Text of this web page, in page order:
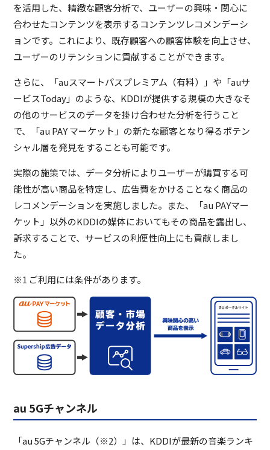
を活用した、精緻な顧客分析で、ユーザーの興味・関心に
合わせたコンテンツを表示するコンテンツレコメンデーシ
ョンです。これにより、既存顧客への顧客体験を向上させ、
ユーザーのリテンションに貢献することができます。
さらに、「auスマートパスプレミアム（有料）」や「auサ
ービスToday」のような、KDDIが提供する規模の大きなそ
の他のサービスのデータを掛け合わせた分析を行うこと
で、「au PAY マーケット」の新たな顧客となり得るポテン
シャル層を発見をすることも可能です。
実際の施策では、データ分析によりユーザーが購買する可
能性が高い商品を特定し、広告費をかけることなく商品の
レコメンデーションを実施しました。また、「au PAYマー
ケット」以外のKDDIの媒体においてもその商品を露出し、
訴求することで、サービスの利便性向上にも貢献しまし
た。
※1 ご利用には条件があります。
au 5Gチャンネル
「au 5Gチャンネル（※2）」は、KDDIが最新の音楽ランキ